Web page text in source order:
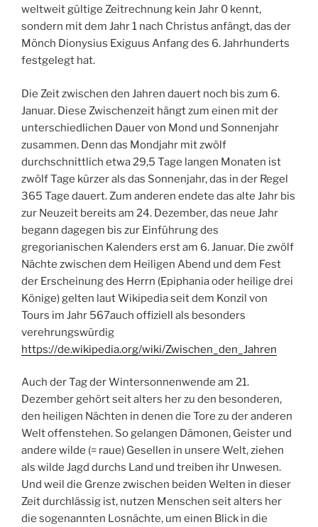
weltweit gültige Zeitrechnung kein Jahr 0 kennt,
sondern mit dem Jahr 1 nach Christus anfängt, das der
Mönch Dionysius Exiguus Anfang des 6. Jahrhunderts
festgelegt hat.
Die Zeit zwischen den Jahren dauert noch bis zum 6.
Januar. Diese Zwischenzeit hängt zum einen mit der
unterschiedlichen Dauer von Mond und Sonnenjahr
zusammen. Denn das Mondjahr mit zwölf
durchschnittlich etwa 29,5 Tage langen Monaten ist
zwölf Tage kürzer als das Sonnenjahr, das in der Regel
365 Tage dauert. Zum anderen endete das alte Jahr bis
zur Neuzeit bereits am 24. Dezember, das neue Jahr
begann dagegen bis zur Einführung des
gregorianischen Kalenders erst am 6. Januar. Die zwölf
Nächte zwischen dem Heiligen Abend und dem Fest
der Erscheinung des Herrn (Epiphania oder heilige drei
Könige) gelten laut Wikipedia seit dem Konzil von
Tours im Jahr 567auch offiziell als besonders
verehrungswürdig
https://de.wikipedia.org/wiki/Zwischen_den_Jahren
Auch der Tag der Wintersonnenwende am 21.
Dezember gehört seit alters her zu den besonderen,
den heiligen Nächten in denen die Tore zu der anderen
Welt offenstehen. So gelangen Dämonen, Geister und
andere wilde (= raue) Gesellen in unsere Welt, ziehen
als wilde Jagd durchs Land und treiben ihr Unwesen.
Und weil die Grenze zwischen beiden Welten in dieser
Zeit durchlässig ist, nutzen Menschen seit alters her
die sogenannten Losnächte, um einen Blick in die